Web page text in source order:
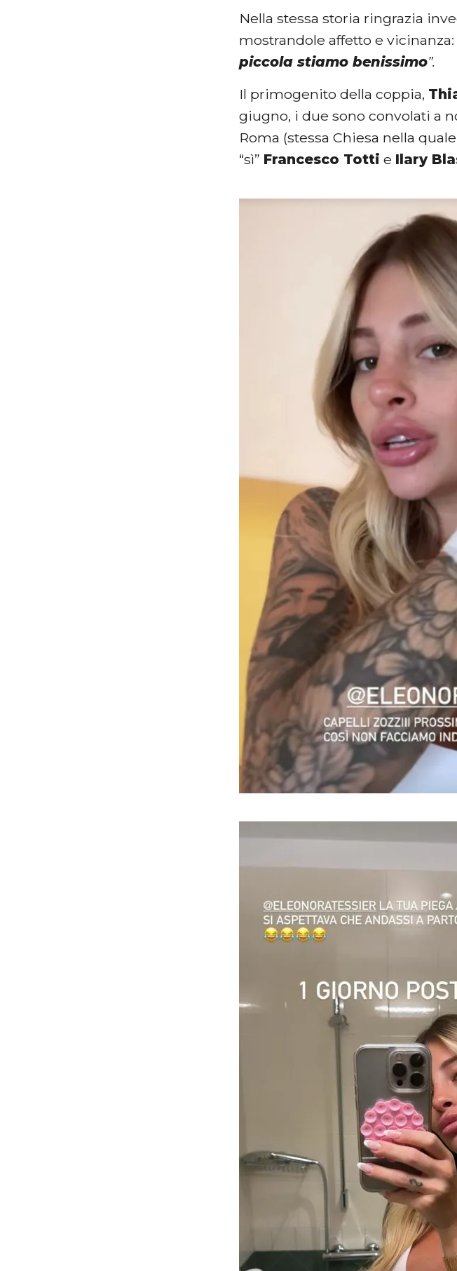
Nella stessa storia ringrazia
mostrandole affetto e vicinanza:
piccola stiamo benissimo”.
Il primogenito della coppia,
giugno, i due sono convolati a
Roma (stessa Chiesa nella
“sì” Francesco Totti e Ilary